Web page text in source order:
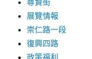
尊賢街
展覽情報
崇仁路一段
復興四路